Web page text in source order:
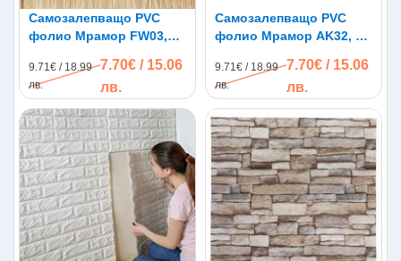
Самозалепващо PVC
фолио Мрамор FW03,
9.71€ / 18.99
лв.
7.70€ / 15.06
лв.
Самозалепващо PVC
фолио Мрамор AK32, 3м
9.71€ / 18.99
лв.
7.70€ / 15.06
лв.